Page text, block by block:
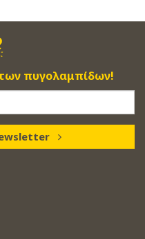
πυγολαμπίδων!